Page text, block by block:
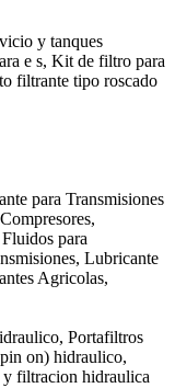
y tanques
e s, Kit de filtro para
filtrante tipo roscado
para Transmisiones
para
Lubricante
Agricolas,
Portafiltros
on) hidraulico,
y filtracion hidraulica